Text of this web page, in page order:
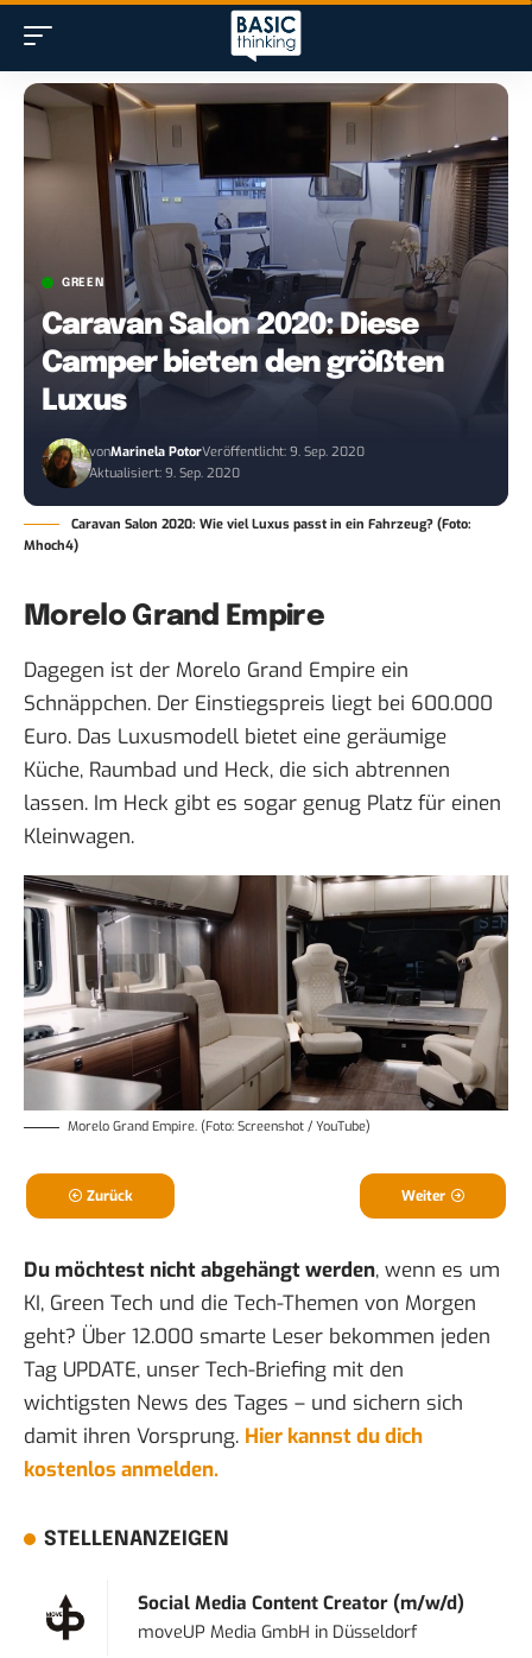
GREEN
Caravan Salon 2020: Diese
Camper bieten den größten
Luxus
vonMarinela PotorVeröffentlicht: 9. Sep. 2020
Aktualisiert: 9. Sep. 2020
Caravan Salon 2020: Wie viel Luxus passt in ein Fahrzeug? (Foto:
Mhoch4)
Morelo Grand Empire
Dagegen ist der Morelo Grand Empire ein
Schnäppchen. Der Einstiegspreis liegt bei 600.000
Euro. Das Luxusmodell bietet eine geräumige
Küche, Raumbad und Heck, die sich abtrennen
lassen. Im Heck gibt es sogar genug Platz für einen
Kleinwagen.
Morelo Grand Empire. (Foto: Screenshot / YouTube)
Zurück Weiter
Du möchtest nicht abgehängt werden, wenn es um
KI, Green Tech und die Tech-Themen von Morgen
geht? Über 12.000 smarte Leser bekommen jeden
Tag UPDATE, unser Tech-Briefing mit den
wichtigsten News des Tages – und sichern sich
damit ihren Vorsprung. Hier kannst du dich
kostenlos anmelden.
STELLENANZEIGEN
Social Media Content Creator (m/w/d)
moveUP Media GmbH in Düsseldorf